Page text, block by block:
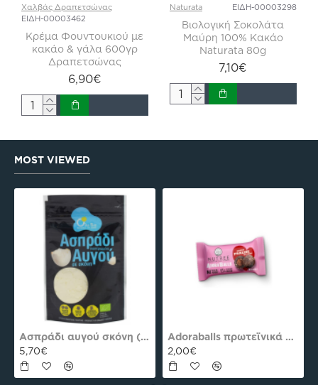
Χαλβάς Δραπετσώνας
ΕΙΔΗ-00003462
Κρέμα Φουντουκιού με
κακάο & γάλα 600γρ
Δραπετσώνας
6,90€
Naturata ΕΙΔΗ-00003298
Βιολογική Σοκολάτα
Μαύρη 100% Κακάο
Naturata 80g
7,10€
MOST VIEWED
Πεπτίδια Κολλαγόνου 294g Natures Plus
56,61€
Βερβερίνη 1500mg 60 Κάψ. Natures Plus Pro
56,90€